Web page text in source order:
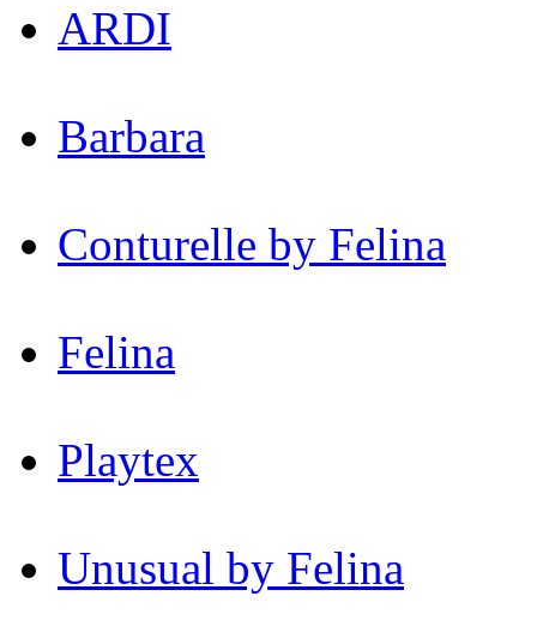
ARDI
Barbara
Conturelle by Felina
Felina
Playtex
Unusual by Felina